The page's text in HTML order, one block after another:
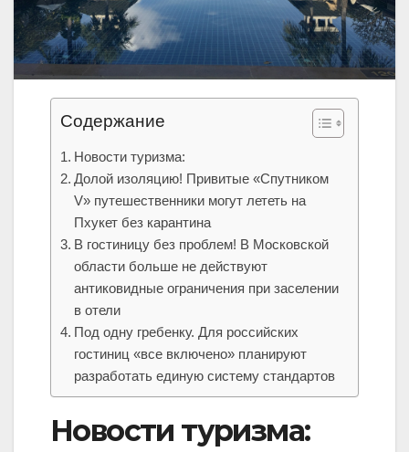
Содержание
Новости туризма:
Долой изоляцию! Привитые «Спутником
V» путешественники могут лететь на
Пхукет без карантина
В гостиницу без проблем! В Московской
области больше не действуют
антиковидные ограничения при заселении
в отели
Под одну гребенку. Для российских
гостиниц «все включено» планируют
разработать единую систему стандартов
Новости туризма: